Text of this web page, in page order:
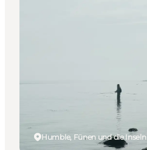
Reiseplanung
Humble, Fünen und die Inseln